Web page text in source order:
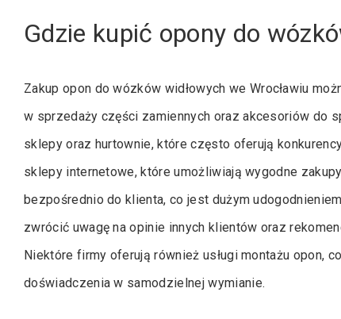
Gdzie kupić opony do
Zakup opon do wózków widłowych we Wrocławiu
w sprzedaży części zamiennych oraz akcesoriów do
sklepy oraz hurtownie, które często oferują
sklepy internetowe, które umożliwiają wygodne
bezpośrednio do klienta, co jest dużym
zwrócić uwagę na opinie innych klientów oraz
Niektóre firmy oferują również usługi montażu opon,
doświadczenia w samodzielnej wymianie.